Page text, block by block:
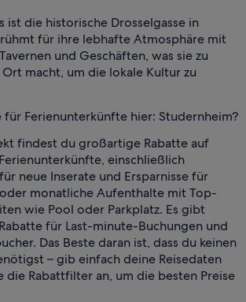
ist die historische Drosselgasse in
für ihre lebhafte Atmosphäre mit
und Geschäften, was sie zu
macht, um die lokale Kultur zu
für Ferienunterkünfte hier: Studernheim?
findest du großartige Rabatte auf
einschließlich
neue Inserate und Ersparnisse für
monatliche Aufenthalte mit Top-
wie Pool oder Parkplatz. Es gibt
für Last-minute-Buchungen und
Das Beste daran ist, dass du keinen
– gib einfach deine Reisedaten
die Rabattfilter an, um die besten Preise